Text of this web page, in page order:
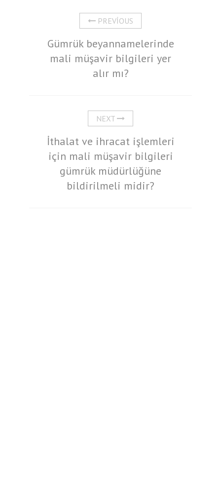
PREVIOUS
Gümrük beyannamelerinde
mali müşavir bilgileri yer
alır mı?
NEXT
İthalat ve ihracat işlemleri
için mali müşavir bilgileri
gümrük müdürlüğüne
bildirilmeli midir?